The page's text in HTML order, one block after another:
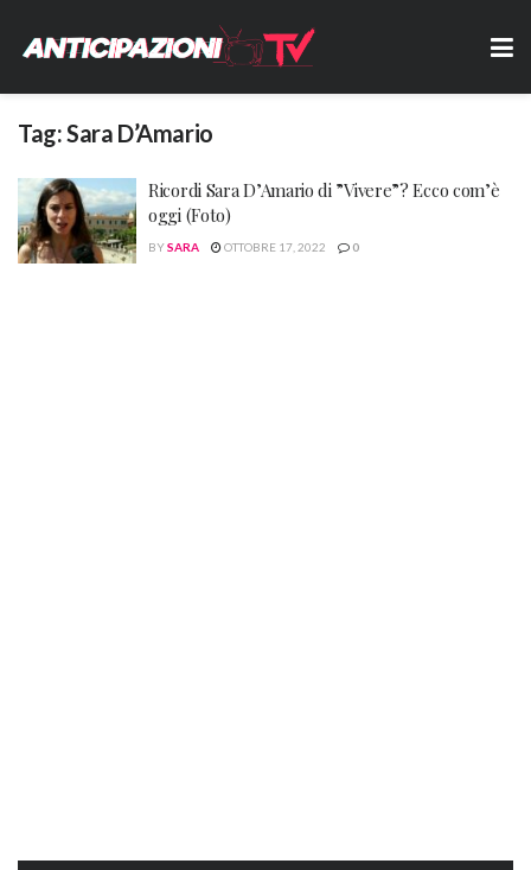
Tag:Sara D’Amario
Ricordi Sara D’Amario di ”Vivere”? Ecco com’è
oggi (Foto)
BYSARA OTTOBRE 17, 2022 0